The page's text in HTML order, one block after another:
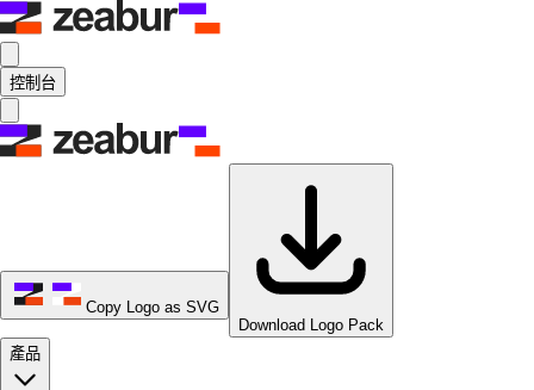
控制台
Copy Logo as SVG
Download Logo Pack
產品